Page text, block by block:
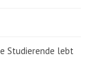
Studierende lebt